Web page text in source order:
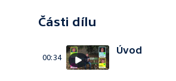
Části dílu
00:34
Úvod